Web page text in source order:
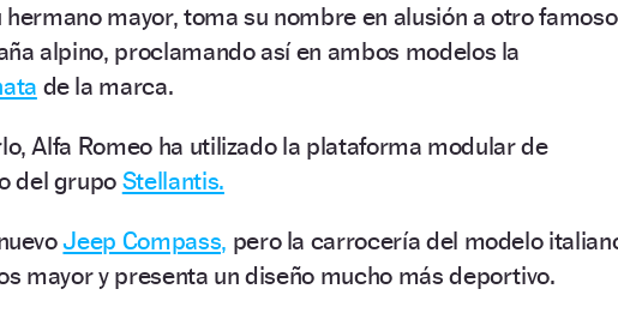
hermano mayor, toma su nombre en alusión a otro famoso
alpino, proclamando así en ambos modelos la
de la marca.
Alfa Romeo ha utilizado la plataforma modular de
del grupo Stellantis.
Jeep Compass, pero la carrocería del modelo
mayor y presenta un diseño mucho más deportivo.